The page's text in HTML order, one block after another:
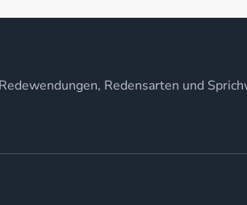
Redensarten und